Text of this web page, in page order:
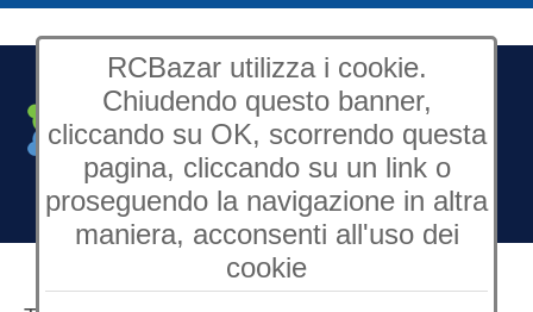
RCBazar utilizza i cookie.
Chiudendo questo banner,
cliccando su OK, scorrendo questa
pagina, cliccando su un link o
proseguendo la navigazione in altra
maniera, acconsenti all'uso dei
cookie
Open Source Content
Management